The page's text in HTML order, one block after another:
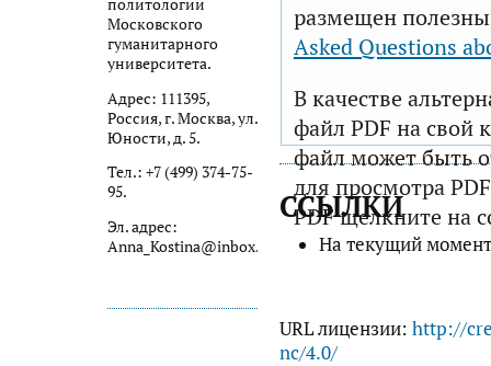
политологии
Московского
гуманитарного
университета.
Адрес: 111395,
Россия, г. Москва, ул.
Юности, д. 5.
Тел.: +7 (499) 374-75-
95.
Эл. адрес:
Anna_Kostina@inbox.ru
размещен
Asked Questions
В качестве
файл PDF на свой
файл может быть
для просмотра
PDF щелкните на
ССЫЛКИ
На текущий
URL лицензии: http://
nc/4.0/